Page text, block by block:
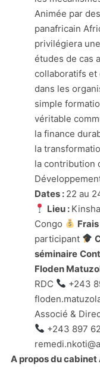
Animée par
panafricain
privilégiera
études de cas
collaboratifs et
dans les
simple
véritable
la finance
la
la contribution
Dates : 22 au
Lieu :
Congo
participant
séminaire
Floden
RDC
+243
Associé &
+243 897
A propos du cabinet